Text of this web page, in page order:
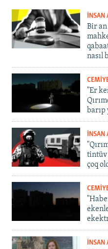
İNSAN
Bir an
nasıl
"Er
barıp
İNSAN
tintüv
çoq
İNSAN